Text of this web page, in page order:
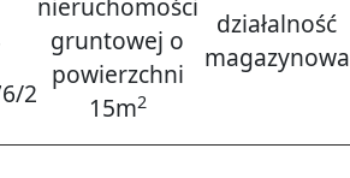
2
nieruchomości
gruntowej o
powierzchni
15m2
działalność
magazynowa